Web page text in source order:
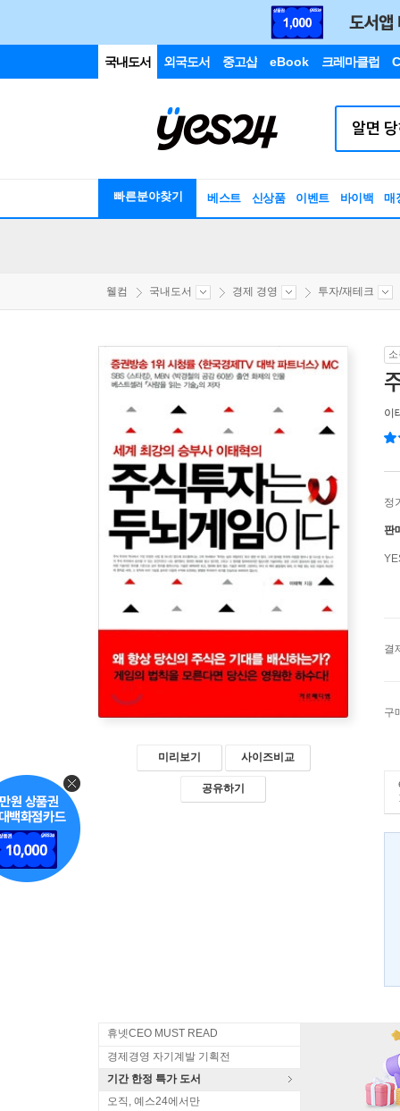
국내도서 외국도서 중고샵 eBook 크레마클럽
빠른분야찾기 베스트 신상품 이벤트 바이백 매
웰컴 국내도서 경제 경영 투자/재테크
미리보기 사이즈비교
공유하기
이
정
판
결
구
휴넷CEO MUST READ
경제경영 자기계발 기획전
기간 한정 특가 도서
오직, 예스24에서만